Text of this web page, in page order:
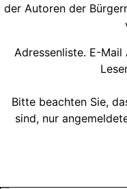
der Autoren der
Adressenliste. E-
Bitte beachten Sie,
sind, nur